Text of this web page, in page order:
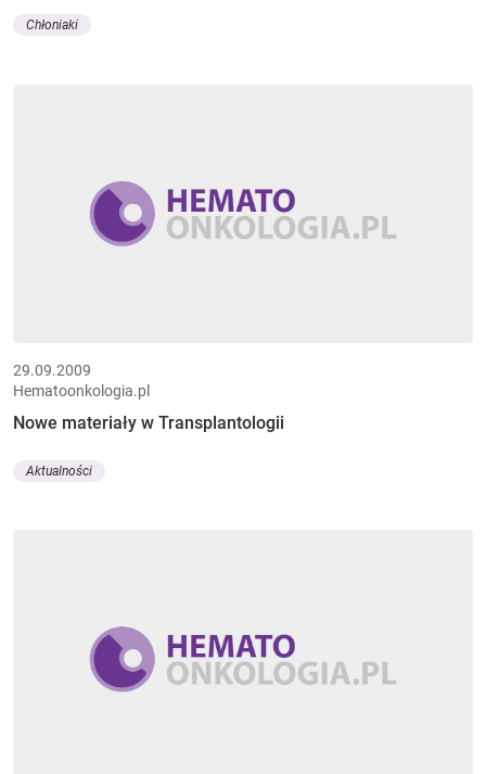
Chłoniaki
29.09.2009
Hematoonkologia.pl
Nowe materiały w Transplantologii
Aktualności